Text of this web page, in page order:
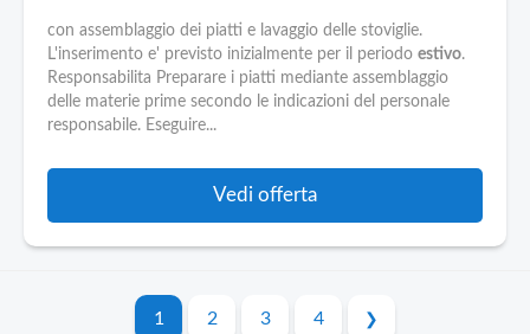
con assemblaggio dei piatti e lavaggio delle stoviglie.
L'inserimento e' previsto inizialmente per il periodo estivo.
Responsabilita Preparare i piatti mediante assemblaggio
delle materie prime secondo le indicazioni del personale
responsabile. Eseguire...
Vedi offerta
1 2 3 4